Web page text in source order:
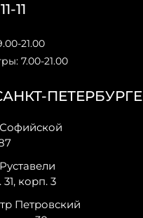
ПЕТЕРБУРГЕ
корп. 3
Петровский
11
21.00
7.00-21.00